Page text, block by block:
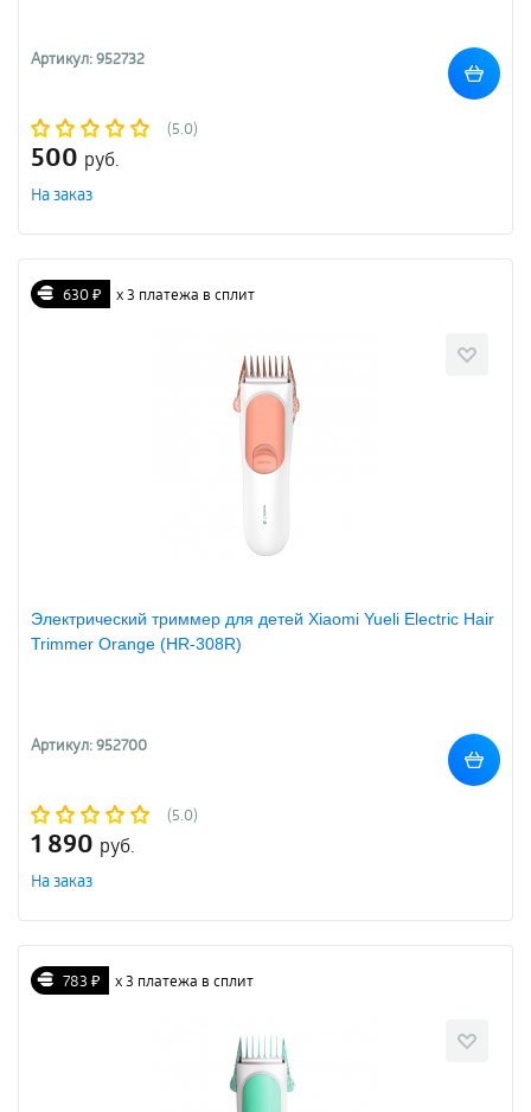
Артикул: 952732
(5.0)
500 руб.
На заказ
630 ₽ х 3 платежа в сплит
Электрический триммер для детей Xiaomi Yueli Electric Hair
Trimmer Orange (HR-308R)
Артикул: 952700
(5.0)
1 890 руб.
На заказ
783 ₽ х 3 платежа в сплит